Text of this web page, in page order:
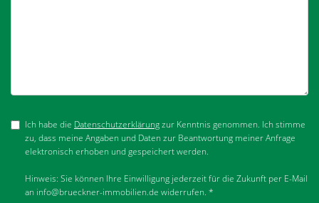
Ich habe die Datenschutzerklärungzur Kenntnis genommen. Ich stimme
zu, dass meine Angaben und Daten zur Beantwortung meiner Anfrage
elektronisch erhoben und gespeichert werden.
Hinweis: Sie können Ihre Einwilligung jederzeit für die Zukunft per E-Mail
an info@brueckner-immobilien.de widerrufen. *